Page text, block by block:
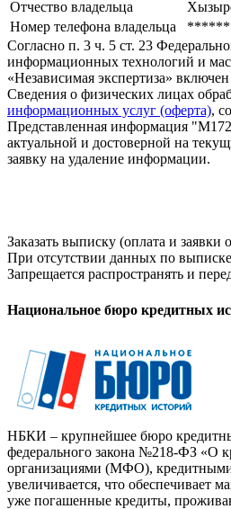
Отчество владельца
Номер телефона владельца
Согласно п. 3 ч. 5 ст. 23
информационных технологий и
«Независимая экспертиза»
Сведения о физических лицах
информационных услуг (оферта),
Представленная информация
актуальной и достоверной на
заявку на удаление информации.
Заказать выписку (оплата и
При отсутствии данных по
Запрещается распространять и
Национальное бюро кредитных
НБКИ – крупнейшее бюро
федерального закона №218-ФЗ «О
организациями (МФО),
увеличивается, что
уже погашенные кредиты,